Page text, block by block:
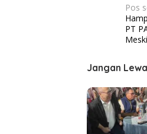
N
a
v
i
g
a
s
i
Pos
PT
Jangan